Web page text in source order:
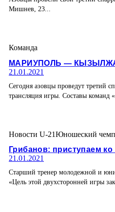
Мишнев, 23...
Команда
МАРИУПОЛЬ —
21.01.2021
Сегодня азовцы проведут третий
трансляция игры. Составы команд
Новости U-21Юношеский
Грибанов: приступаем
21.01.2021
Старший тренер молодежной и
«Цель этой двухсторонней игры